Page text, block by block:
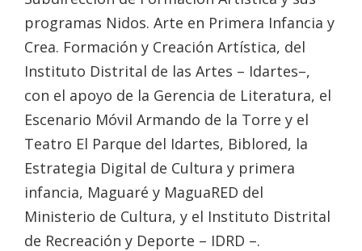
programas Nidos. Arte en Primera Infancia y
Crea. Formación y Creación Artística, del
Instituto Distrital de las Artes – Idartes–,
con el apoyo de la Gerencia de Literatura, el
Escenario Móvil Armando de la Torre y el
Teatro El Parque del Idartes, Biblored, la
Estrategia Digital de Cultura y primera
infancia, Maguaré y MaguaRED del
Ministerio de Cultura, y el Instituto Distrital
de Recreación y Deporte – IDRD –.